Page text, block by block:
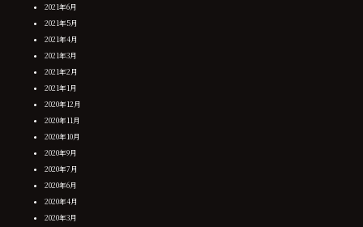
2021年6月
2021年5月
2021年4月
2021年3月
2021年2月
2021年1月
2020年12月
2020年11月
2020年10月
2020年9月
2020年7月
2020年6月
2020年4月
2020年3月